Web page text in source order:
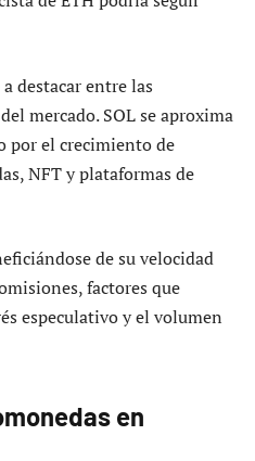
destacar entre las
mercado. SOL se aproxima
por el crecimiento de
NFT y plataformas de
de su velocidad
factores que
especulativo y el volumen
en